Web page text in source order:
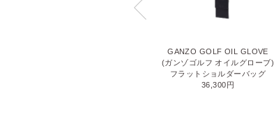
GANZO GOLF OIL GLOVE
(ガンゾゴルフ オイルグローブ)
フラットショルダーバッグ
36,300円